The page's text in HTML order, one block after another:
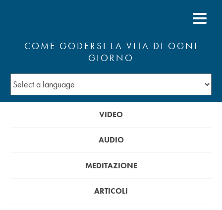
COME GODERSI LA VITA DI OGNI
GIORNO
VIDEO
AUDIO
MEDITAZIONE
ARTICOLI